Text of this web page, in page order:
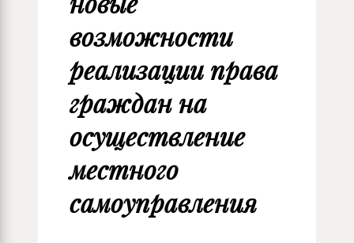
возможности
реализации права
граждан на
осуществление
местного
самоуправления